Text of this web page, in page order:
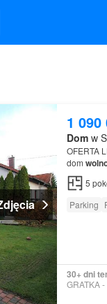
1 090
Domw
OFERTA
dom
5
Parking
30+ dni